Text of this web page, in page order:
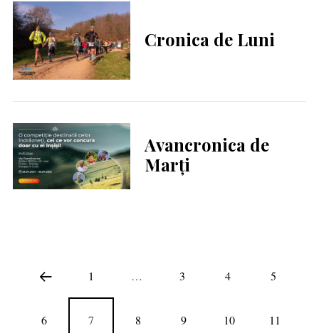
Cronica de Luni
Avancronica de
Marți
1 … 3 4 5
6 7 8 9 10 11